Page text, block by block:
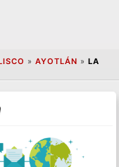
» AYOTLÁN » LA